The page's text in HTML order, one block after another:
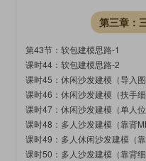
第三章：
第43节：软包建模思路-1
课时44：软包建模思路-2
课时45：休闲沙发建模（导入图
课时46：休闲沙发建模（扶手细
课时47：休闲沙发建模（单人位
课时48：多人沙发建模（靠背
课时49：多人休闲沙发建模（
课时50：多人沙发建模（靠背细